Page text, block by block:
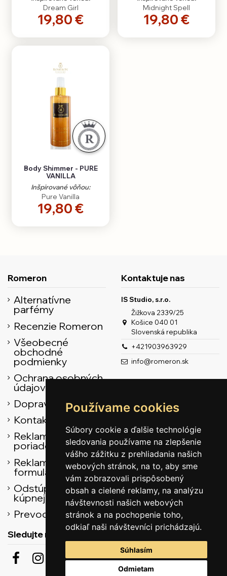
Používame cookies
Súbory cookie a ďalšie technológie
sledovania používame na zlepšenie
vášho zážitku z prehliadania našich
webových stránok, na to, aby sme
vám zobrazovali prispôsobený
obsah a cielené reklamy, na analýzu
návštevnosti našich webových
stránok a na pochopenie toho,
odkiaľ naši návštevníci prichádzajú.
Súhlasím
Odmietam
Dream Girl
19,80 €
Midnight Spell
19,80 €
Body Shimmer - PURE
VANILLA
Inšpirované vôňou:
Pure Vanilla
19,80 €
Romeron
Alternatívne
parfémy
Recenzie Romeron
Všeobecné
obchodné
podmienky
Ochrana osobných
údajov
Doprava
Kontaktné údaje
Reklamačný
poriadok
Reklamačný
formulár
Odstúpenie od
kúpnej zmluvy
Prevodník
Kontaktuje nas
IS Studio, s.r.o.
Žižkova 2339/25
Košice 040 01
Slovenská republika
+421903963929
info@romeron.sk
Sledujte nás